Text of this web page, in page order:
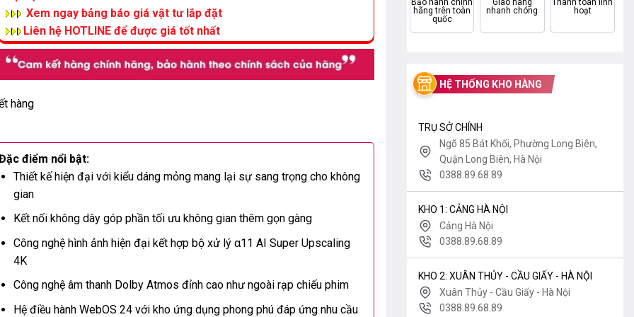
Xem ngay bảng báo giá vật tư lắp đặt
Liên hệ HOTLINE để được giá tốt nhất
hàng
điểm nổi bật:
Thiết kế hiện đại với kiểu dáng mỏng mang lại sự sang trọng cho không
gian
Kết nối không dây góp phần tối ưu không gian thêm gọn gàng
Công nghệ hình ảnh hiện đại kết hợp bộ xử lý α11 AI Super Upscaling
4K
Công nghệ âm thanh Dolby Atmos đỉnh cao như ngoài rạp chiếu phim
Hệ điều hành WebOS 24 với kho ứng dụng phong phú đáp ứng nhu cầu
Bảo hành chính
hãng trên toàn
quốc
Giao hàng
nhanh chóng
Thanh toán linh
hoạt
HỆ THỐNG KHO HÀNG
TRỤ SỞ CHÍNH
Ngõ 85 Bát Khối, Phường Long Biên,
Quận Long Biên, Hà Nội
0388.89.68.89
KHO 1: CẢNG HÀ NỘI
Cảng Hà Nội
0388.89.68.89
KHO 2: XUÂN THỦY - CẦU GIẤY - HÀ NỘI
Xuân Thủy - Cầu Giấy - Hà Nội
0388.89.68.89